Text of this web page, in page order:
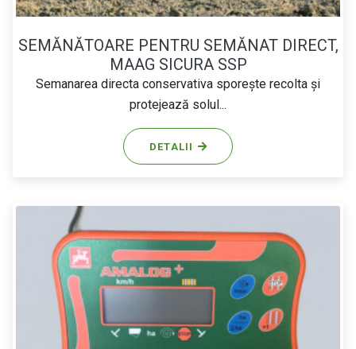
SEMĂNĂTOARE PENTRU SEMĂNAT DIRECT,
MAAG SICURA SSP
Semanarea directa conservativa sporește recolta și
protejează solul...
DETALII